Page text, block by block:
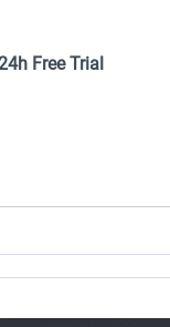
Free Trial